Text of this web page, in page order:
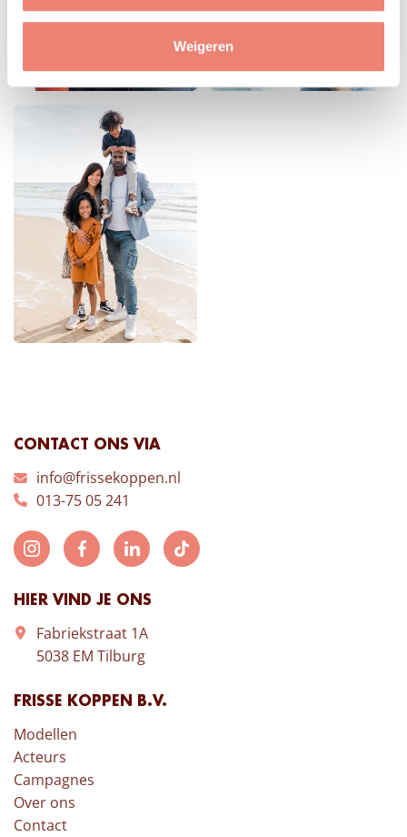
Weigeren
CONTACT ONS VIA
info@frissekoppen.nl
013-75 05 241
HIER VIND JE ONS
Fabriekstraat 1A
5038 EM Tilburg
FRISSE KOPPEN B.V.
Modellen
Acteurs
Campagnes
Over ons
Contact